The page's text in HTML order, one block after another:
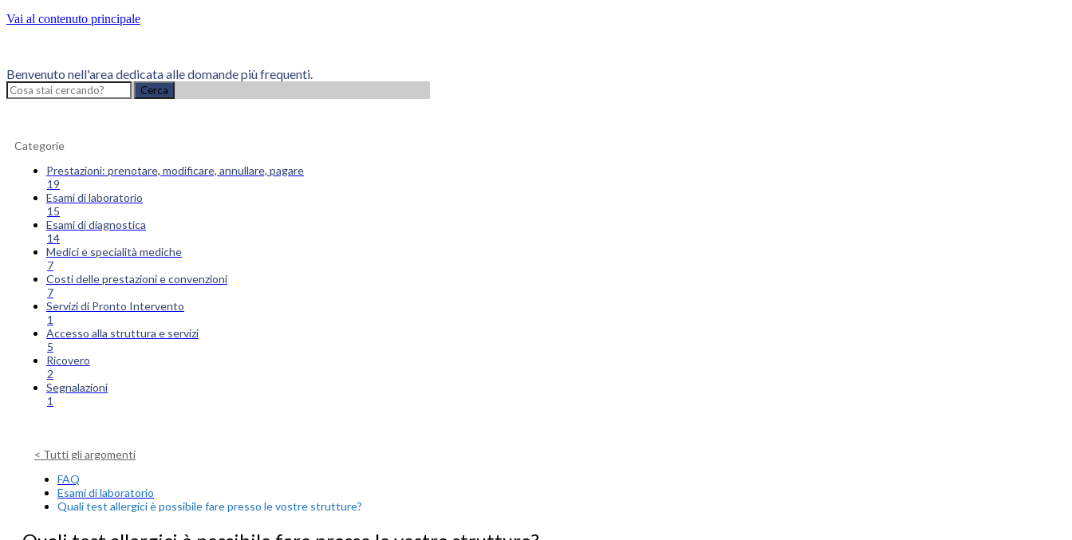
Vai al contenuto principale
Benvenuto nell'area dedicata alle domande più frequenti.
Cerca
Categorie
Prestazioni: prenotare, modificare, annullare, pagare
19
Esami di laboratorio
15
Esami di diagnostica
14
Medici e specialità mediche
7
Costi delle prestazioni e convenzioni
7
Servizi di Pronto Intervento
1
Accesso alla struttura e servizi
5
Ricovero
2
Segnalazioni
1
< Tutti gli argomenti
FAQ
Esami di laboratorio
Quali test allergici è possibile fare presso le vostre strutture?